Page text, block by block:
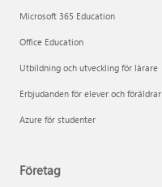
Microsoft 365 Education
Office Education
Utbildning och utveckling för lärare
Erbjudanden för elever och föräldrar
Azure för studenter
Företag